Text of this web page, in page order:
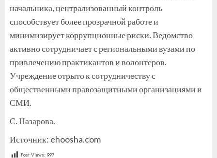
начальника, централизованный контроль
способствует более прозрачной работе и
минимизирует коррупционные риски. Ведомство
активно сотрудничает с региональными вузами по
привлечению практикантов и волонтеров.
Учреждение отрыто к сотрудничеству с
общественными правозащитными организациями и
СМИ.
С. Назарова.
Источник: ehoosha.com
Post Views: 997